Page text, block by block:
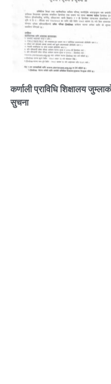
कर्णाली प्राविधि शिक्षालय
सुचना